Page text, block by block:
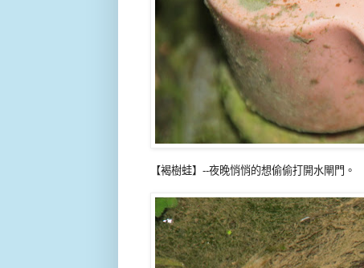
【褐樹蛙】--夜晚悄悄的想偷偷打開水閘門。